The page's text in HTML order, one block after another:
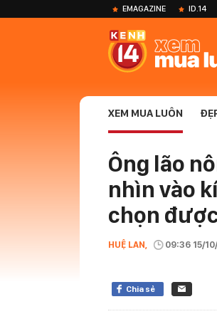
EMAGAZINE ID.14
XEM MUA LUÔN
Ông lão
nhìn vào
chọn
HUỆ LAN, 09:36 15/
Chia sẻ